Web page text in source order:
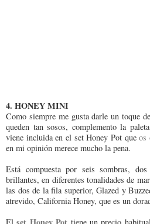
4. HONEY MINI
Como siempre me gusta darle un toque
queden tan sosos, complemento la
viene incluida en el set Honey Pot queos
en mi opinión merece mucho la pena.
Está compuesta por seis sombras,
brillantes, en diferentes tonalidades de
las dos de la fila superior, Glazed y
atrevido, California Honey, que es un
El
tiene un precio